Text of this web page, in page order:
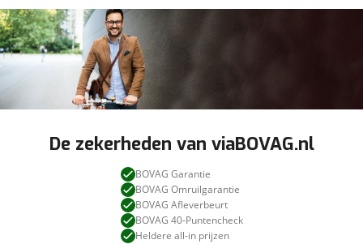
De zekerheden van viaBOVAG.nl
BOVAG Garantie
BOVAG Omruilgarantie
BOVAG Afleverbeurt
BOVAG 40-Puntencheck
Heldere all-in prijzen